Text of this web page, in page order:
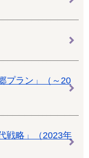
プラン」（～20
戦略」（2023年